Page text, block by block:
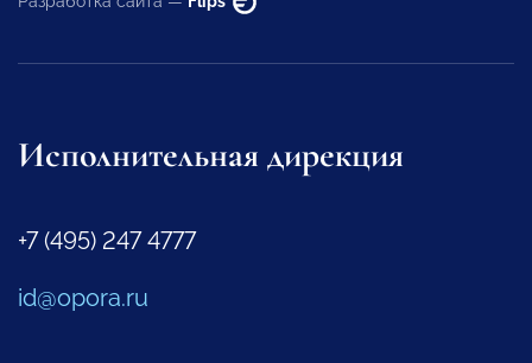
Исполнительная дирекция
+7 (495) 247 4777
id@opora.ru